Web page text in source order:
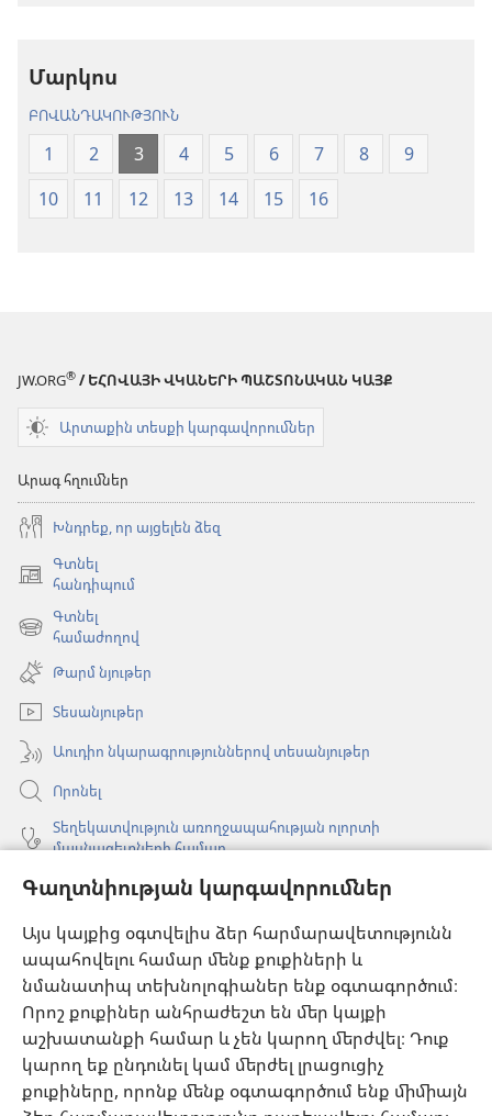
Գաղտնիության կարգավորումներ
Այս կայքից օգտվելիս ձեր հարմարավետությունն
ապահովելու համար մենք քուքիների և
նմանատիպ տեխնոլոգիաներ ենք օգտագործում։
Որոշ քուքիներ անհրաժեշտ են մեր կայքի
աշխատանքի համար և չեն կարող մերժվել։ Դուք
կարող եք ընդունել կամ մերժել լրացուցիչ
քուքիները, որոնք մենք օգտագործում ենք միմիայն
Մարկոս
ԲՈՎԱՆԴԱԿՈՒԹՅՈՒՆ
1 2 3 4 5 6 7 8
9
10
11 12 13 14 15 16
JW.ORG® / ԵՀՈՎԱՅԻ ՎԿԱՆԵՐԻ ՊԱՇՏՈՆԱԿԱՆ ԿԱՅՔ
Արտաքին տեսքի կարգավորումներ
Արագ հղումներ
Խնդրեք, որ այցելեն ձեզ
Գտնել
հանդիպում
(բացվում
նոր
պատուհան)
Գտնել
համաժողով
(բացվում
նոր
պատուհան)
Թարմ նյութեր
Տեսանյութեր
Աուդիո նկարագրություններով տեսանյութեր
Որոնել
Տեղեկատվություն առողջապահության ոլորտի
մասնագետների համար
Գլոբալ հաղորդակցություն
Օգնություն
Նվիրատվություններ
(բացվում
է
նոր
պատուհան)
Դիտարանի ՕՆԼԱՅՆ ԳՐԱԴԱՐԱՆ
(բացվում
է
նոր
պատուհան)
JW Hub
(բացվում